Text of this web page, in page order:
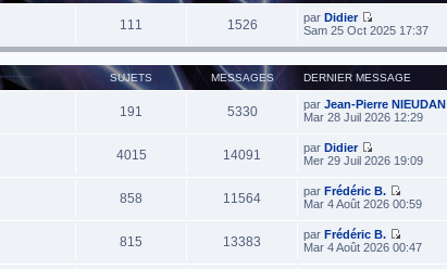
111 1526 parDidier
Sam 25 Oct 2025 17:37
SUJETS MESSAGES DERNIER MESSAGE
191 5330 parJean-Pierre NIEUDAN
Mar 28 Juil 2026 12:29
4015 14091 parDidier
Mer 29 Juil 2026 19:09
858 11564 parFrédéric B.
Mar 4 Août 2026 00:59
815 13383 parFrédéric B.
Mar 4 Août 2026 00:47